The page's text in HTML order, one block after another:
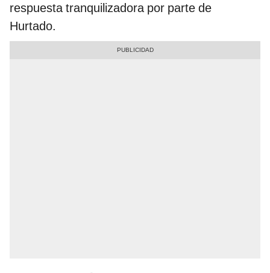
respuesta tranquilizadora por parte de
Hurtado.